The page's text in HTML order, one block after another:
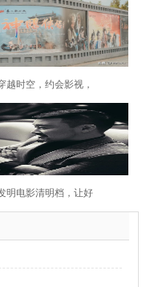
越时空，约会影视，
明电影清明档，让好